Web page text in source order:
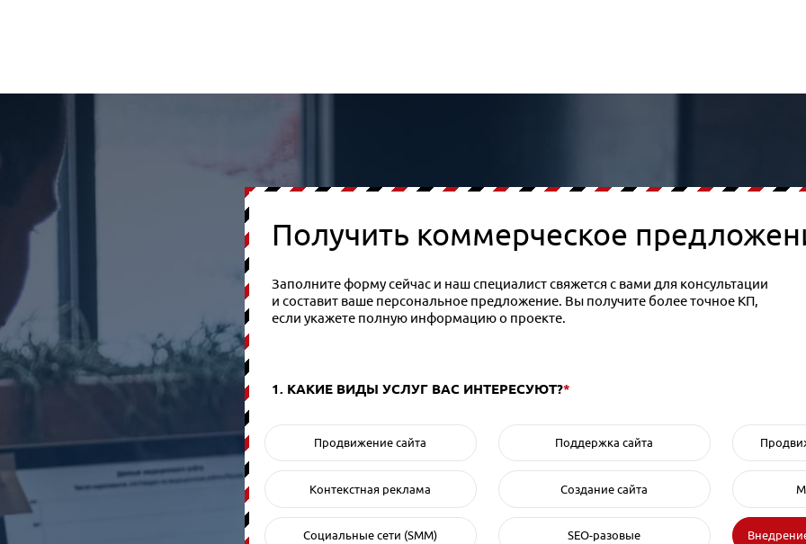
Получить коммерческое
Заполните форму сейчас и наш специалист свяжется с вами для консультации
и составит ваше персональное предложение. Вы получите более точное КП,
если укажете полную информацию о проекте.
1. КАКИЕ ВИДЫ УСЛУГ ВАС ИНТЕРЕСУЮТ?*
Продвижение сайта Поддержка сайта
Контекстная реклама Создание сайта
Социальные сети (SMM) SEO-разовые